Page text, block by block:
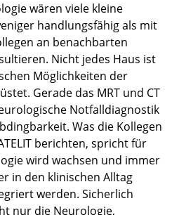
wären viele kleine
handlungsfähig als mit
an benachbarten
Nicht jedes Haus ist
Möglichkeiten der
Gerade das MRT und CT
Notfalldiagnostik
Was die Kollegen
berichten, spricht für
wird wachsen und immer
in den klinischen Alltag
werden. Sicherlich
nur die Neurologie,